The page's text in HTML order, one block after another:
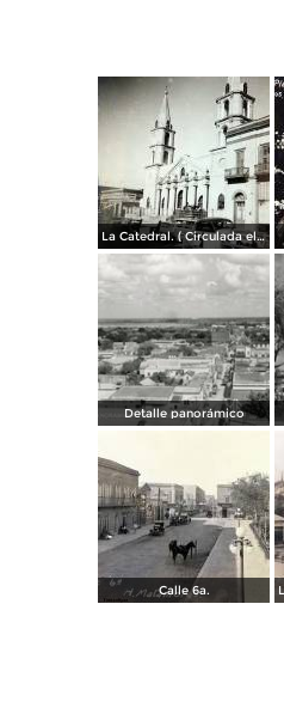
La Catedral. ( Circulada el 6 de Noviembre de 1944 ).
Detalle panorámico
Calle 6a.